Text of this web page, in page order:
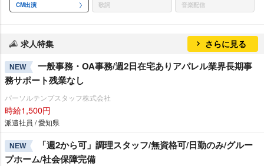
CM出演 歌詞 音楽配信
求人特集 さらに見る
NEW
一般事務・OA事務/週2日在宅ありアパレル業界長期事
務サポート残業なし
パーソルテンプスタッフ株式会社
時給1,500円
派遣社員 / 愛知県
NEW
「週2から可」調理スタッフ/無資格可/日勤のみ/グルー
プホーム/社会保障完備